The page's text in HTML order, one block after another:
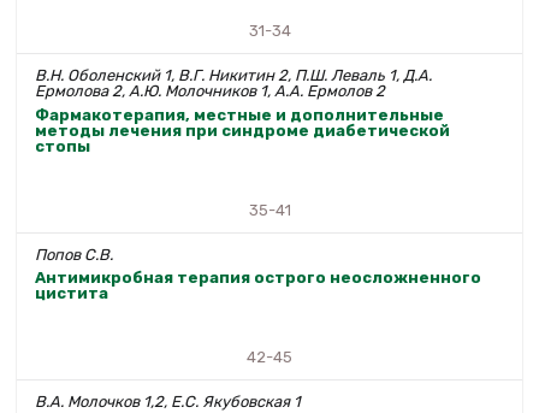
31-34
В.Н. Оболенский 1, В.Г. Никитин 2, П.Ш. Леваль 1, Д.А.
Ермолова 2, А.Ю. Молочников 1, А.А. Ермолов 2
Фармакотерапия, местные и дополнительные
методы лечения при синдроме диабетической
стопы
35-41
Попов С.В.
Антимикробная терапия острого неосложненного
цистита
42-45
В.А. Молочков 1,2, Е.С. Якубовская 1